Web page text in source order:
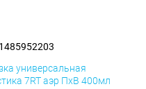
универсальная
7RT аэр ПхВ 400мл